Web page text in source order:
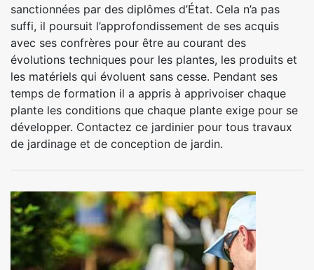
sanctionnées par des diplômes d’État. Cela n’a pas
suffi, il poursuit l’approfondissement de ses acquis
avec ses confrères pour être au courant des
évolutions techniques pour les plantes, les produits et
les matériels qui évoluent sans cesse. Pendant ses
temps de formation il a appris à apprivoiser chaque
plante les conditions que chaque plante exige pour se
développer. Contactez ce jardinier pour tous travaux
de jardinage et de conception de jardin.